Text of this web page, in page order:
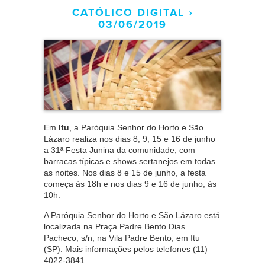
CATÓLICO DIGITAL ›
03/06/2019
Em Itu , a Paróquia Senhor do Horto e São
Lázaro realiza nos dias 8, 9, 15 e 16 de junho
a 31ª Festa Junina da comunidade, com
barracas típicas e shows sertanejos em todas
as noites. Nos dias 8 e 15 de junho, a festa
começa às 18h e nos dias 9 e 16 de junho, às
10h.
A Paróquia Senhor do Horto e São Lázaro está
localizada na Praça Padre Bento Dias
Pacheco, s/n, na Vila Padre Bento, em Itu
(SP). Mais informações pelos telefones (11)
4022-3841.